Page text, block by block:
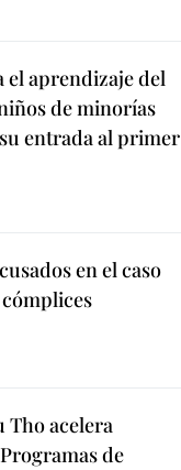
el aprendizaje del
de minorías
entrada al primer
en el caso
Tho acelera
de